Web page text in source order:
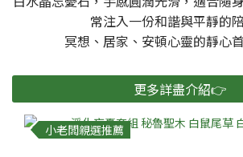
常注入一份和諧與平靜的
冥想、居家、安頓心靈的靜心
更多詳盡介紹👉
小老闆親選推薦